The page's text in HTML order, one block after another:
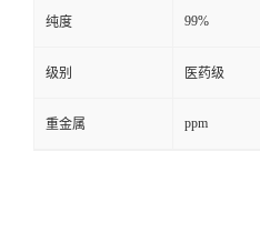
纯度 99%
级别 医药级
重金属 ppm